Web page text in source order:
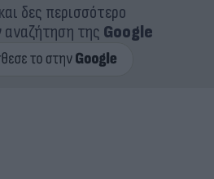
δες περισσότερο
αναζήτηση της Google